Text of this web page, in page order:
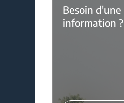
Besoin d'une
information ?